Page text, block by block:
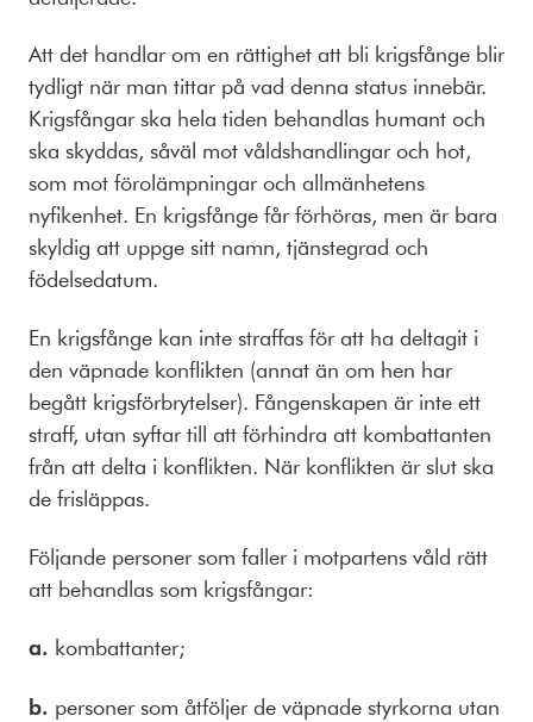
Att det handlar om en rättighet att bli krigsfånge blir
tydligt när man tittar på vad denna status innebär.
Krigsfångar ska hela tiden behandlas humant och
ska skyddas, såväl mot våldshandlingar och hot,
som mot förolämpningar och allmänhetens
nyfikenhet. En krigsfånge får förhöras, men är bara
skyldig att uppge sitt namn, tjänstegrad och
födelsedatum.
En krigsfånge kan inte straffas för att ha deltagit i
den väpnade konflikten (annat än om hen har
begått krigsförbrytelser). Fångenskapen är inte ett
straff, utan syftar till att förhindra att kombattanten
från att delta i konflikten. När konflikten är slut ska
de frisläppas.
Följande personer som faller i motpartens våld rätt
att behandlas som krigsfångar:
a. kombattanter;
b. personer som åtföljer de väpnade styrkorna utan